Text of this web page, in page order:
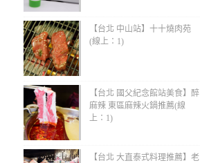
【台北 中山站】十十燒肉苑
(線上：1)
【台北 國父紀念館站美食】醉
麻辣 東區麻辣火鍋推薦(線
上：1)
【台北 大直泰式料理推薦】老